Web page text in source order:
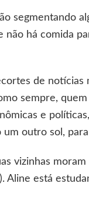
segmentando
há comida
de
sempre,
e
outro sol,
vizinhas
está